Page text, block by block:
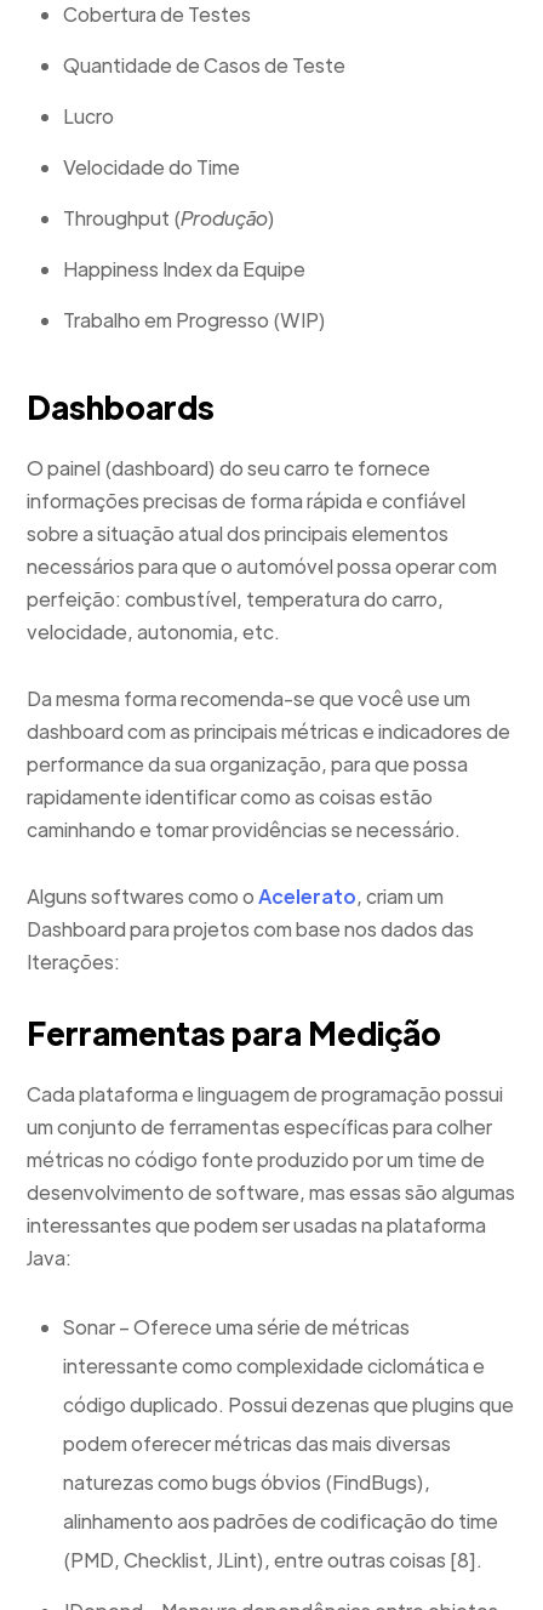
Cobertura de Testes
Quantidade de Casos de Teste
Lucro
Velocidade do Time
Throughput (Produção)
Happiness Index da Equipe
Trabalho em Progresso (WIP)
Dashboards
O painel (dashboard) do seu carro te fornece
informações precisas de forma rápida e confiável
sobre a situação atual dos principais elementos
necessários para que o automóvel possa operar com
perfeição: combustível, temperatura do carro,
velocidade, autonomia, etc.
Da mesma forma recomenda-se que você use um
dashboard com as principais métricas e indicadores de
performance da sua organização, para que possa
rapidamente identificar como as coisas estão
caminhando e tomar providências se necessário.
Alguns softwares como oAcelerato, criam um
Dashboard para projetos com base nos dados das
Iterações:
Ferramentas para Medição
Cada plataforma e linguagem de programação possui
um conjunto de ferramentas específicas para colher
métricas no código fonte produzido por um time de
desenvolvimento de software, mas essas são algumas
interessantes que podem ser usadas na plataforma
Java:
Sonar – Oferece uma série de métricas
interessante como complexidade ciclomática e
código duplicado. Possui dezenas que plugins que
podem oferecer métricas das mais diversas
naturezas como bugs óbvios (FindBugs),
alinhamento aos padrões de codificação do time
(PMD, Checklist, JLint), entre outras coisas [8].